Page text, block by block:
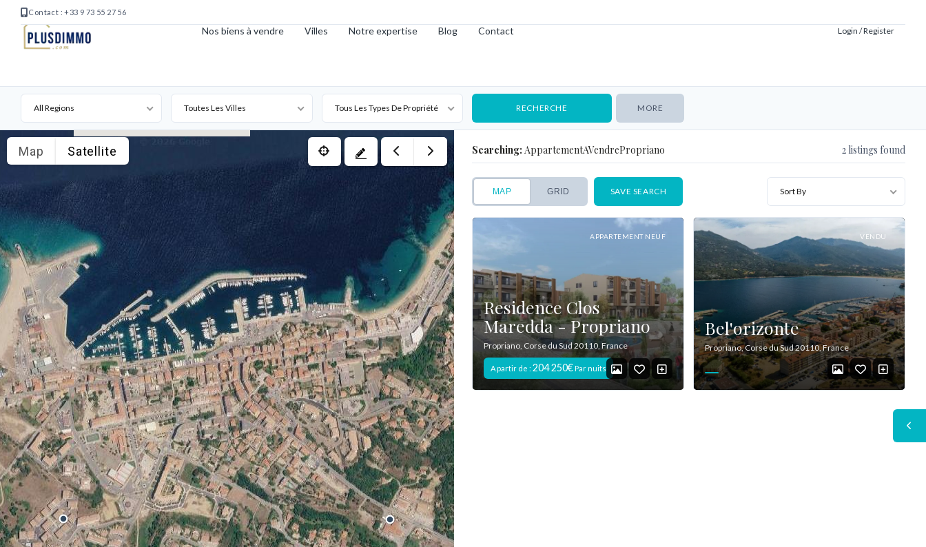
Contact : +33 9 73 55 27 56
Nos biens à vendre Villes Notre expertise Blog Contact Login / Register
All Regions Toutes Les Villes Tous Les Types De Propriété MORE
Map Satellite Searching: AppartementAVendrePropriano 2listings found
MAP GRID SAVE SEARCH Sort By
APPARTEMENT NEUF
Residence Clos
Maredda - Propriano
Propriano, Corse du Sud 20110, France
A partir de :204 250€ Par nuits
VENDU
Bel'orizonte
Propriano, Corse du Sud 20110, France